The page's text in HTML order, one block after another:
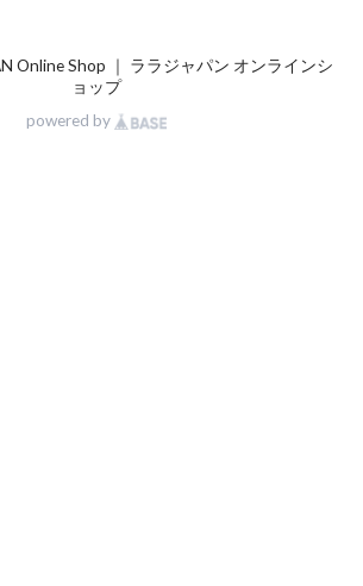
Online Shop ｜ ララジャパン オンラインシ
ョップ
powered by